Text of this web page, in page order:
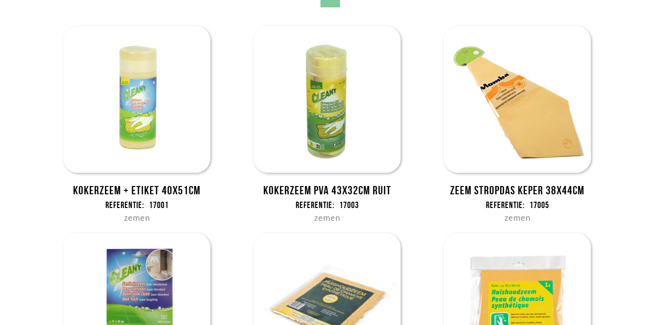
Kokerzeem + etiket 40x51cm
Referentie: 17001
zemen
Kokerzeem PVA 43x32cm ruit
Referentie: 17003
zemen
Zeem Stropdas keper 38x44cm
Referentie: 17005
zemen